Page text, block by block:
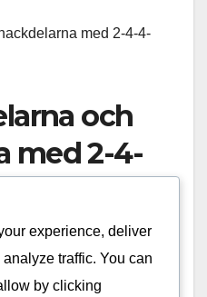
och
med 2-4-
en stark offensiv
märkbara defensiva
mittfältets kontroll.
experience, deliver
traffic. You can
by clicking